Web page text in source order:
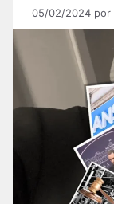
05/02/2024 por